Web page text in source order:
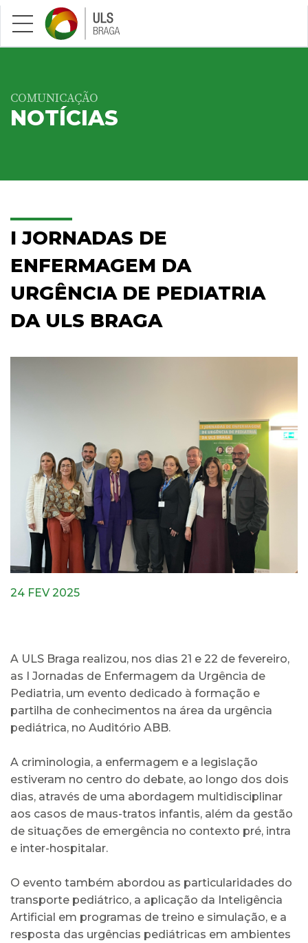
Saltar para conteúdo principal
COMUNICAÇÃO
NOTÍCIAS
I JORNADAS DE
ENFERMAGEM DA
URGÊNCIA DE PEDIATRIA
DA ULS BRAGA
24 FEV 2025
A ULS Braga realizou, nos dias 21 e 22 de fevereiro,
as I Jornadas de Enfermagem da Urgência de
Pediatria, um evento dedicado à formação e
partilha de conhecimentos na área da urgência
pediátrica, no Auditório ABB.
A criminologia, a enfermagem e a legislação
estiveram no centro do debate, ao longo dos dois
dias, através de uma abordagem multidisciplinar
aos casos de maus-tratos infantis, além da gestão
de situações de emergência no contexto pré, intra
e inter-hospitalar.
O evento também abordou as particularidades do
transporte pediátrico, a aplicação da Inteligência
Artificial em programas de treino e simulação, e a
resposta das urgências pediátricas em ambientes